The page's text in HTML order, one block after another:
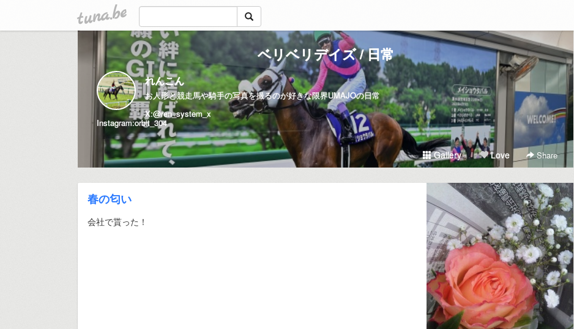
tuna.be
ベリベリデイズ / 日常
れんこん
お人形と競走馬や騎手の写真を撮るのが好きな限界UMAJOの日常
X:@ren_system_x
Instagram:orbit_304
Gallery Love Share
春の匂い
会社で貰った！